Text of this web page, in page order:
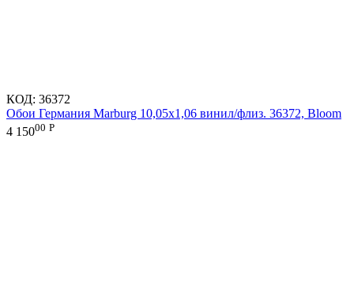
КОД: 36372
Обои Германия Marburg 10,05x1,06 винил/флиз. 36372, Bloom
4 15000 Р